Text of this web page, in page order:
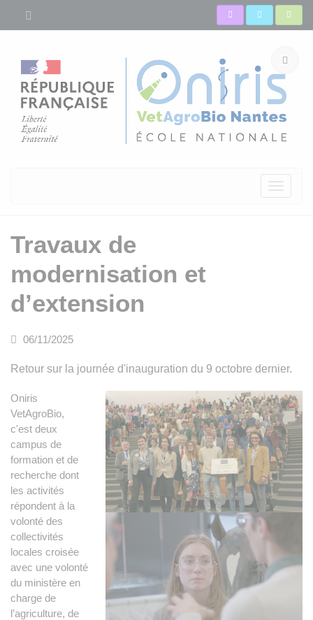
Travaux de
modernisation et
d’extension
06/11/2025
Retour sur la journée d'inauguration du 9 octobre dernier.
Oniris
VetAgroBio,
c'est deux
campus de
formation et de
recherche dont
les activités
répondent à la
volonté des
collectivités
locales croisée
avec une volonté
du ministère en
charge de
l’agriculture, de